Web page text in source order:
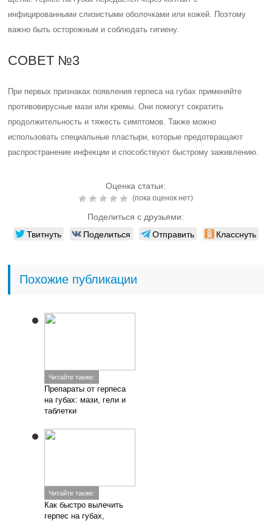
инфицированными слизистыми оболочками или кожей. Поэтому
важно быть осторожным и соблюдать гигиену.
СОВЕТ №3
При первых признаках появления герпеса на губах применяйте
противовирусные мази или кремы. Они помогут сократить
продолжительность и тяжесть симптомов. Также можно
использовать специальные пластыри, которые предотвращают
распространение инфекции и способствуют быстрому заживлению.
Оценка статьи:
(пока оценок нет)
Поделиться с друзьями:
Твитнуть Поделиться Отправить Класснуть
Похожие публикации
Читайте также:
Препараты от герпеса
на губах: мази, гели и
таблетки
Читайте также:
Как быстро вылечить
герпес на губах,